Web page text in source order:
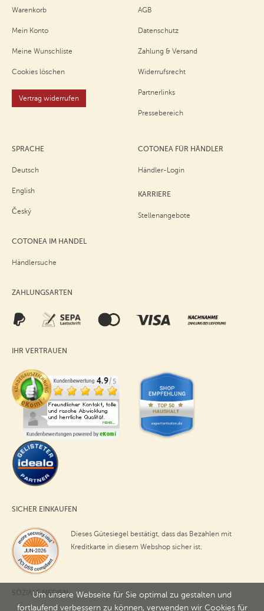
Um unsere Webseite für Sie optimal zu gestalten und
fortlaufend verbessern zu können, verwenden wir Cookies für
Warenkorb
Mein Konto
Meine Wunschliste
Cookies löschen
Vertrag widerrufen
AGB
Datenschutz
Zahlung & Versand
Widerrufsrecht
Partnerlinks
Pressebereich
SPRACHE
Deutsch
English
Český
COTONEA IM HANDEL
Händlersuche
COTONEA FÜR HÄNDLER
Händler-Login
KARRIERE
Stellenangebote
ZAHLUNGSARTEN
IHR VERTRAUEN
SICHER EINKAUFEN
Dieses Gütesiegel bestätigt, dass das Bezahlen mit
Kreditkarte in diesem Webshop sicher ist.
SOZIALE MEDIEN